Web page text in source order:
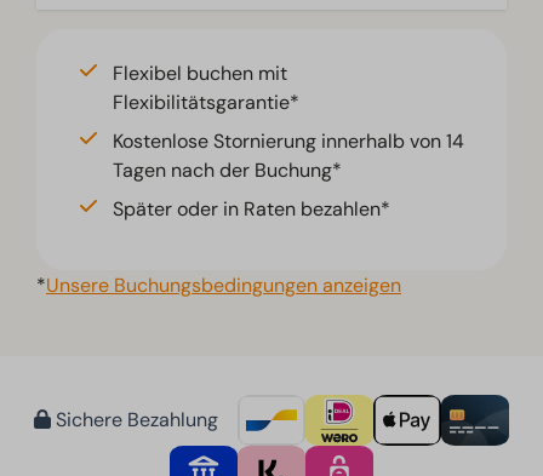
Flexibel buchen mit
Flexibilitätsgarantie*
Kostenlose Stornierung innerhalb von 14
Tagen nach der Buchung*
Später oder in Raten bezahlen*
*Unsere Buchungsbedingungen anzeigen
Sichere Bezahlung